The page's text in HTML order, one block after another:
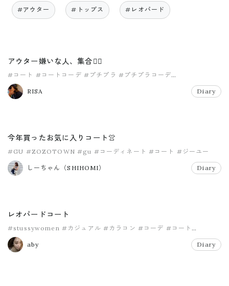
#アウター #トップス #レオパード
アウター嫌いな人、集合🖐🏾
#コート #コートコーデ #プチプラ #プチプラコーデ
#ママファッション
RISA
Diary
今年買ったお気に入りコート👚
#GU #ZOZOTOWN #gu #コーディネート #コート #ジーユー
しーちゃん（SHIHOMI） Diary
レオパードコート
#stussywomen #カジュアル #カラコン #コーデ #コート
#パーカー
aby
Diary